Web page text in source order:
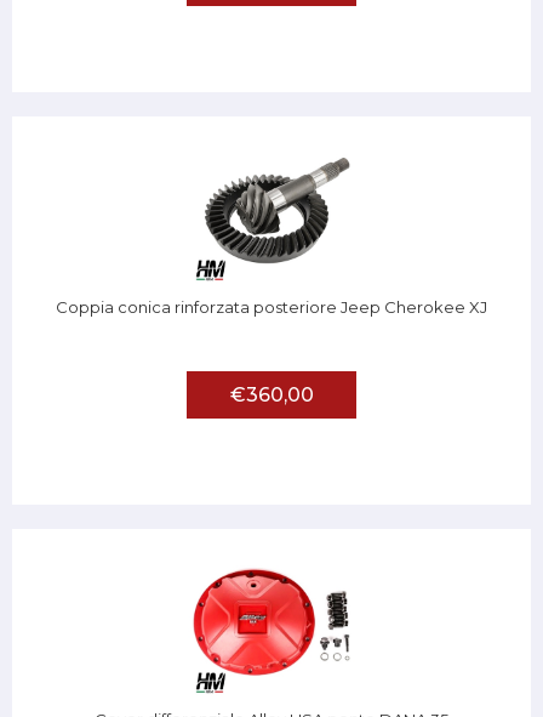
Coppia conica rinforzata posteriore Jeep Cherokee XJ
€360,00